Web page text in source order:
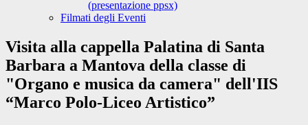
(presentazione ppsx)
Filmati degli Eventi
Visita alla cappella Palatina di Santa
Barbara a Mantova della classe di
"Organo e musica da camera" dell'IIS
“Marco Polo-Liceo Artistico”